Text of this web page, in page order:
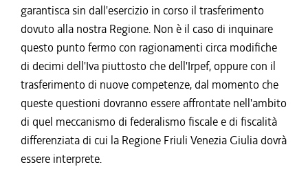
garantisca sin dall'esercizio in corso il trasferimento
dovuto alla nostra Regione. Non è il caso di inquinare
questo punto fermo con ragionamenti circa modifiche
di decimi dell'Iva piuttosto che dell'Irpef, oppure con il
trasferimento di nuove competenze, dal momento che
queste questioni dovranno essere affrontate nell'ambito
di quel meccanismo di federalismo fiscale e di fiscalità
differenziata di cui la Regione Friuli Venezia Giulia dovrà
essere interprete.